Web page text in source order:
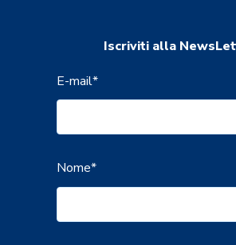
Iscriviti alla
E-mail*
Nome*